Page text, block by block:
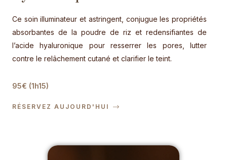
Ce soin illuminateur et astringent, conjugue les propriétés
absorbantes de la poudre de riz et redensifiantes de
l’acide hyaluronique pour resserrer les pores, lutter
contre le relâchement cutané et clarifier le teint.
95€ (1h15)
RÉSERVEZ AUJOURD'HUI